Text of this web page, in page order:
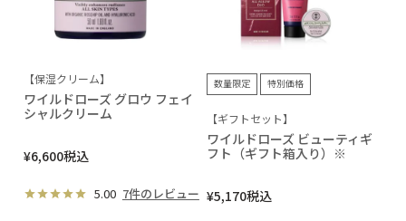
【保湿クリーム】
ワイルドローズ グロウ フェイ
シャルクリーム
¥6,600税込
5.00 7件のレビュー
数量限定 特別価格
【ギフトセット】
ワイルドローズ ビューティギ
フト（ギフト箱入り）※
¥5,170税込